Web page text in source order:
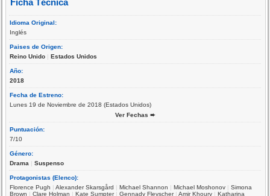
Ficha Técnica
Idioma Original:
Inglés
Paises de Origen:
Reino Unido |Estados Unidos
Año:
2018
Fecha de Estreno:
Lunes 19 de Noviembre de 2018 (Estados Unidos)
Ver Fechas ➨
Puntuación:
7/10
Género:
Drama |Suspenso
Protagonistas (Elenco):
Florence Pugh |Alexander Skarsgård |Michael Shannon |Michael Moshonov |Simona
Brown |Clare Holman |Kate Sumpter|Gennady Fleyscher|Amir Khoury |Katharina